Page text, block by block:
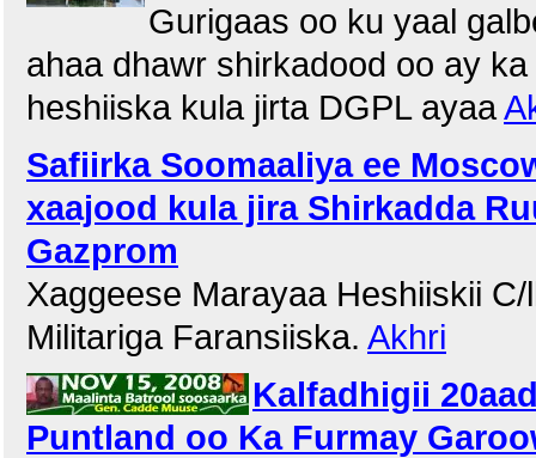
Gurigaas oo ku yaal
ahaa dhawr shirkadood oo ay
heshiiska kula jirta DGPL ayaa
Safiirka Soomaaliya ee
xaajood kula jira Shirkadda
Gazprom
Xaggeese Marayaa Heshiiskii
Militariga Faransiiska. Akhri
Kalfadhigii
Puntland oo Ka Furmay